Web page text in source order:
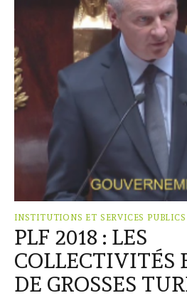
INSTITUTIONS ET SERVICES PUBLICS
PLF 2018 : LES
COLLECTIVITÉS
DE GROSSES